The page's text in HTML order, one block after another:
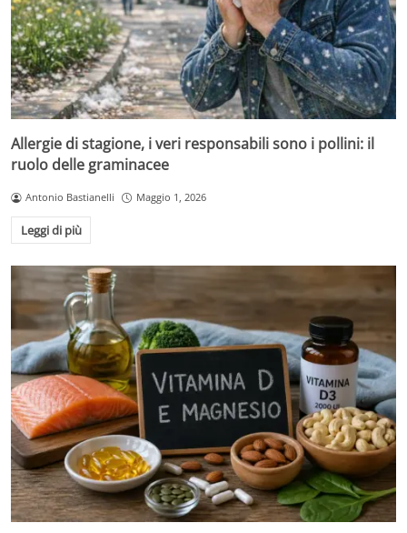
Allergie di stagione, i veri responsabili sono i pollini: il
ruolo delle graminacee
Antonio Bastianelli Maggio 1, 2026
Leggi di più